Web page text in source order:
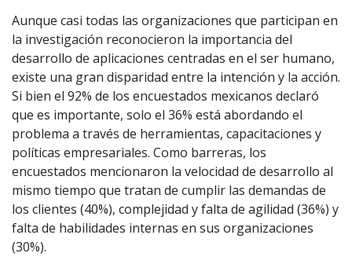
Aunque casi todas las organizaciones que participan en
la investigación reconocieron la importancia del
desarrollo de aplicaciones centradas en el ser humano,
existe una gran disparidad entre la intención y la acción.
Si bien el 92% de los encuestados mexicanos declaró
que es importante, solo el 36% está abordando el
problema a través de herramientas, capacitaciones y
políticas empresariales. Como barreras, los
encuestados mencionaron la velocidad de desarrollo al
mismo tiempo que tratan de cumplir las demandas de
los clientes (40%), complejidad y falta de agilidad (36%) y
falta de habilidades internas en sus organizaciones
(30%).